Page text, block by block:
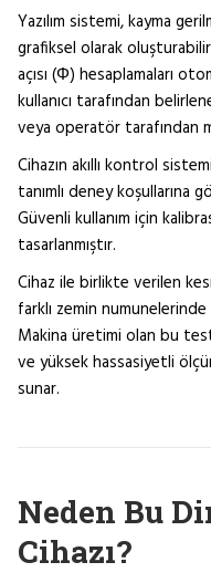
Yazılım sistemi, kayma
grafiksel olarak
açısı (Φ) hesaplamaları
kullanıcı tarafından
veya operatör tarafından
Cihazın akıllı kontrol
tanımlı deney koşullarına
Güvenli kullanım için
tasarlanmıştır.
Cihaz ile birlikte verilen
farklı zemin
Makina üretimi olan bu test
ve yüksek hassasiyetli
sunar.
Neden Bu
Cihazı?